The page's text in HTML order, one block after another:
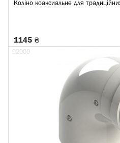
Коліно коаксиальне для
1145 ₴
92009